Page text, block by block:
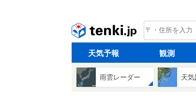
tenki.jp
天気予報 観測
雨雲レーダー 天気